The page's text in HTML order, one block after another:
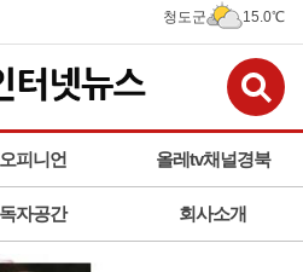
청도군 15.0℃
오피니언 올레tv채널경북
독자공간 회사소개